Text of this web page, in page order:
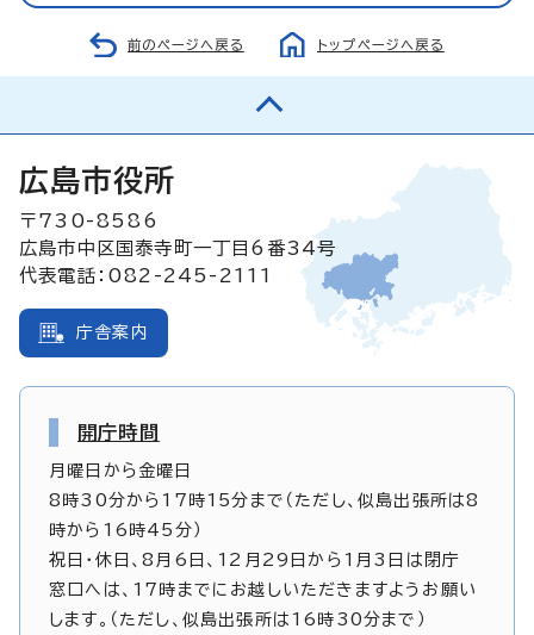
前のページへ戻る トップページへ戻る
広島市役所
〒730-8586
広島市中区国泰寺町一丁目6番34号
代表電話：082-245-2111
庁舎案内
開庁時間
月曜日から金曜日
8時30分から17時15分まで（ただし、似島出張所は8
時から16時45分）
祝日・休日、8月6日、12月29日から1月3日は閉庁
窓口へは、17時までにお越しいただきますようお願い
します。（ただし、似島出張所は16時30分まで）